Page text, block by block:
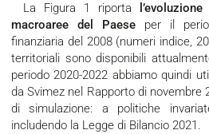
La Figura 1 riporta
macroaree del Paese per il
finanziaria del 2008 (numeri indice,
territoriali sono disponibili
periodo 2020-2022 abbiamo quindi
da Svimez nel Rapporto di novembre
di simulazione: a politiche
includendo la Legge di Bilancio 2021.